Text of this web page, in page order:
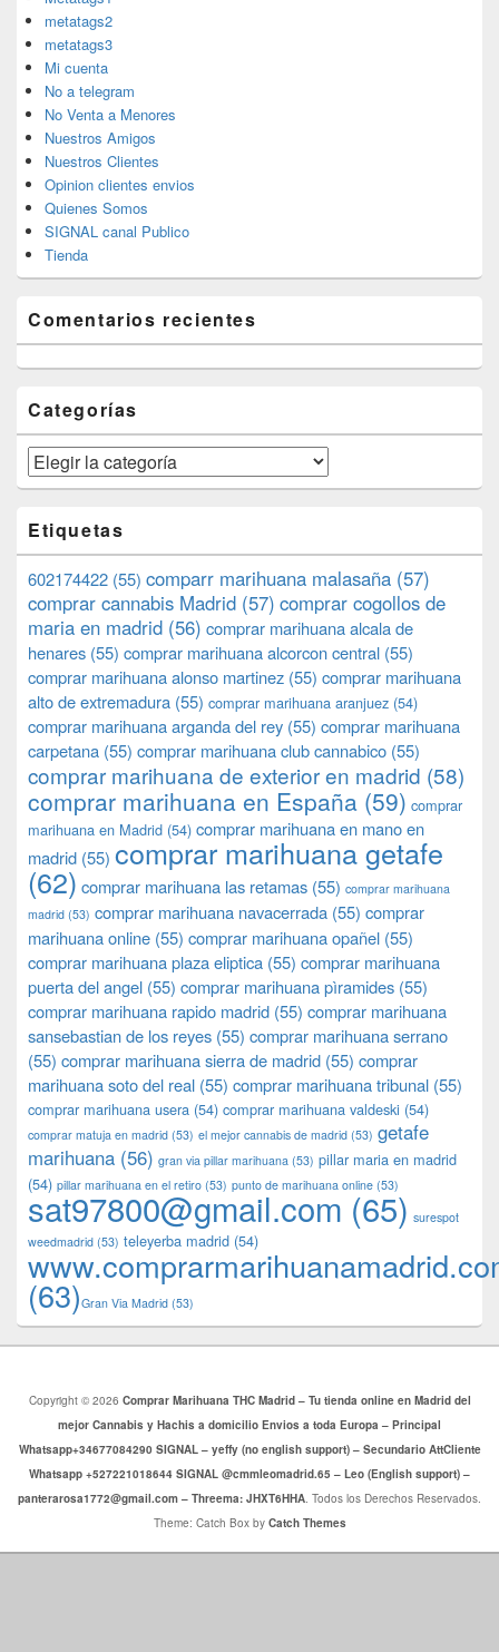
metatags2
metatags3
Mi cuenta
No a telegram
No Venta a Menores
Nuestros Amigos
Nuestros Clientes
Opinion clientes envios
Quienes Somos
SIGNAL canal Publico
Tienda
Comentarios recientes
Categorías
Categorías
Etiquetas
602174422 (55) comparr marihuana malasaña (57)
comprar cannabis Madrid (57) comprar cogollos de
maria en madrid (56) comprar marihuana alcala de
henares (55) comprar marihuana alcorcon central (55)
comprar marihuana alonso martinez (55) comprar marihuana
alto de extremadura (55) comprar marihuana aranjuez (54)
comprar marihuana arganda del rey (55) comprar marihuana
carpetana (55) comprar marihuana club cannabico (55)
comprar marihuana de exterior en madrid (58)
comprar marihuana en España (59) comprar
marihuana en Madrid (54) comprar marihuana en mano en
madrid (55) comprar marihuana getafe
(62) comprar marihuana las retamas (55) comprar marihuana
madrid (53) comprar marihuana navacerrada (55) comprar
marihuana online (55) comprar marihuana opañel (55)
comprar marihuana plaza eliptica (55) comprar marihuana
puerta del angel (55) comprar marihuana pìramides (55)
comprar marihuana rapido madrid (55) comprar marihuana
sansebastian de los reyes (55) comprar marihuana serrano
(55) comprar marihuana sierra de madrid (55) comprar
marihuana soto del real (55) comprar marihuana tribunal (55)
comprar marihuana usera (54) comprar marihuana valdeski (54)
comprar matuja en madrid (53) el mejor cannabis de madrid (53) getafe
marihuana (56) gran via pillar marihuana (53) pillar maria en madrid
(54) pillar marihuana en el retiro (53) punto de marihuana online (53)
sat97800@gmail.com (65) surespot
weedmadrid (53) teleyerba madrid (54)
(63)​​Gran Via Madrid (53)
Copyright © 2026 Comprar Marihuana THC Madrid – Tu tienda online en Madrid del
mejor Cannabis y Hachis a domicilio Envios a toda Europa – Principal
Whatsapp+34677084290 SIGNAL – yeffy (no english support) – Secundario AttCliente
Whatsapp +527221018644 SIGNAL @cmmleomadrid.65 – Leo (English support) –
panterarosa1772@gmail.com – Threema: JHXT6HHA. Todos los Derechos Reservados.
Theme: Catch Box by Catch Themes